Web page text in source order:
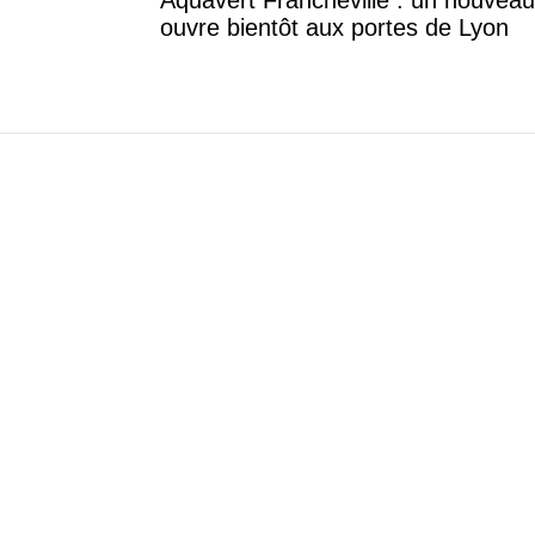
ouvre bientôt aux portes de Lyon